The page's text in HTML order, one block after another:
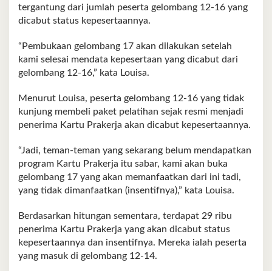
tergantung dari jumlah peserta gelombang 12-16 yang
dicabut status kepesertaannya.
“Pembukaan gelombang 17 akan dilakukan setelah
kami selesai mendata kepesertaan yang dicabut dari
gelombang 12-16,” kata Louisa.
Menurut Louisa, peserta gelombang 12-16 yang tidak
kunjung membeli paket pelatihan sejak resmi menjadi
penerima Kartu Prakerja akan dicabut kepesertaannya.
“Jadi, teman-teman yang sekarang belum mendapatkan
program Kartu Prakerja itu sabar, kami akan buka
gelombang 17 yang akan memanfaatkan dari ini tadi,
yang tidak dimanfaatkan (insentifnya),” kata Louisa.
Berdasarkan hitungan sementara, terdapat 29 ribu
penerima Kartu Prakerja yang akan dicabut status
kepesertaannya dan insentifnya. Mereka ialah peserta
yang masuk di gelombang 12-14.